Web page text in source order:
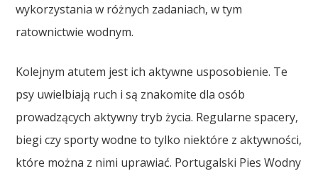
wykorzystania w różnych zadaniach, w tym
ratownictwie wodnym.
Kolejnym atutem jest ich aktywne usposobienie. Te
psy uwielbiają ruch i są znakomite dla osób
prowadzących aktywny tryb życia. Regularne spacery,
biegi czy sporty wodne to tylko niektóre z aktywności,
które można z nimi uprawiać. Portugalski Pies Wodny